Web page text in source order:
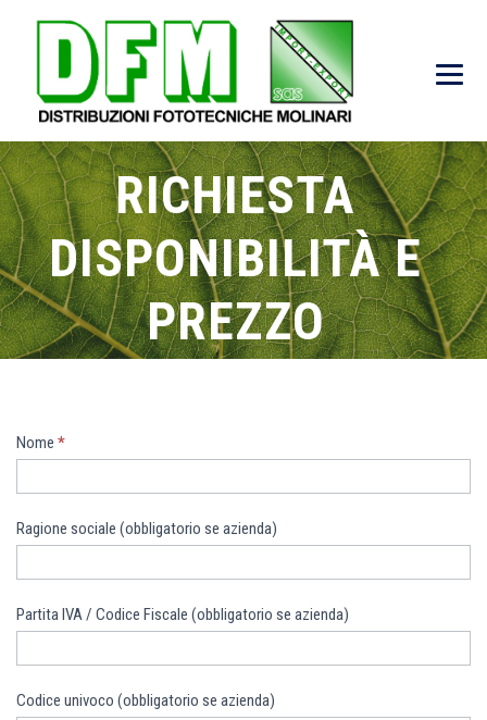
RICHIESTA
DISPONIBILITÀ E
PREZZO
Richiesta
disponiblità
Nome *
Ragione sociale (obbligatorio se azienda)
Partita IVA / Codice Fiscale (obbligatorio se azienda)
Codice univoco (obbligatorio se azienda)